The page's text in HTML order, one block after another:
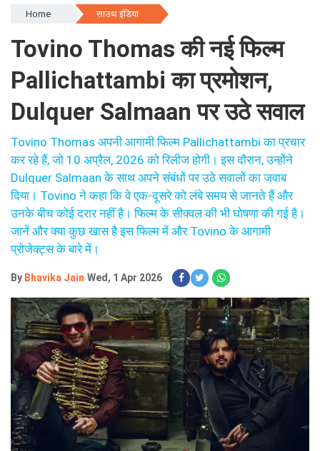
Home साउथ इंडिया
Tovino Thomas की नई फिल्म
Pallichattambi का प्रमोशन,
Dulquer Salmaan पर उठे सवाल
Tovino Thomas अपनी आगामी फिल्म Pallichattambi का प्रचार
कर रहे हैं, जो 10 अप्रैल, 2026 को रिलीज होगी। इस दौरान, उन्होंने
Dulquer Salmaan के साथ अपने संबंधों पर उठे सवालों का जवाब
दिया। Tovino ने कहा कि वे एक-दूसरे को लंबे समय से जानते हैं और
उनके बीच कोई दरार नहीं है। फिल्म के सीक्वल की भी घोषणा की गई है।
जानें और क्या कुछ खास है इस फिल्म में और Tovino के आगामी
प्रोजेक्ट्स के बारे में।
By Bhavika Jain Wed, 1 Apr 2026